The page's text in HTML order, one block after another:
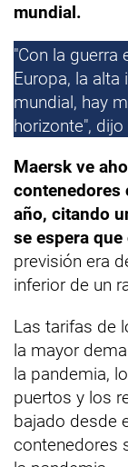
mundial.
"Con la guerra
Europa, la
mundial, hay
horizonte", dijo
Maersk ve
contenedores
año, citando
se espera
previsión era
inferior de un
Las tarifas de
la mayor
la pandemia,
puertos y los
bajado desde
contenedores